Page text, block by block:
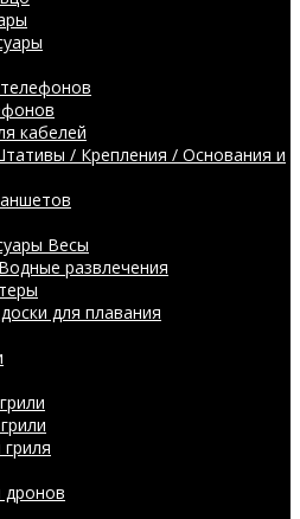
кабелей
/ Крепления / Основания и
Весы
Водные развлечения
для плавания
дронов